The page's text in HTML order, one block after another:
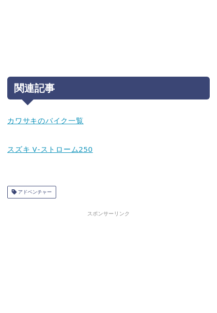
関連記事
カワサキのバイク一覧
スズキ V-ストローム250
アドベンチャー
スポンサーリンク